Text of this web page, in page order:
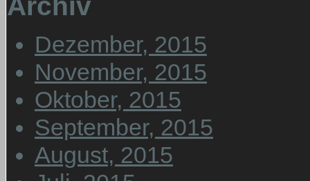
Dezember, 2015
November, 2015
Oktober, 2015
September, 2015
August, 2015